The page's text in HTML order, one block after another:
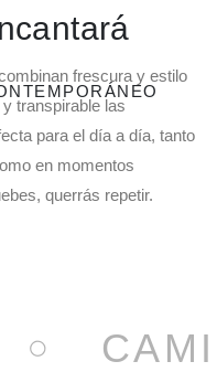
frescura y estilo
transpirable las
para el día a día, tanto
en momentos
querrás repetir.